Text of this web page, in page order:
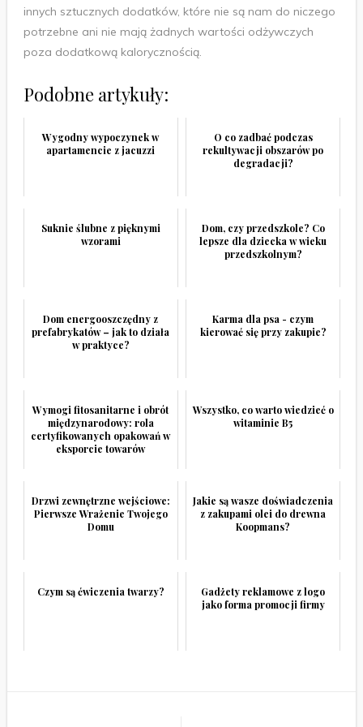
innych sztucznych dodatków, które nie są nam do niczego
potrzebne ani nie mają żadnych wartości odżywczych
poza dodatkową kalorycznością.
Podobne artykuły:
Wygodny wypoczynek w
apartamencie z jacuzzi
O co zadbać podczas
rekultywacji obszarów po
degradacji?
Suknie ślubne z pięknymi
wzorami
Dom, czy przedszkole? Co
lepsze dla dziecka w wieku
przedszkolnym?
Dom energooszczędny z
prefabrykatów – jak to działa
w praktyce?
Karma dla psa - czym
kierować się przy zakupie?
Wymogi fitosanitarne i obrót
międzynarodowy: rola
certyfikowanych opakowań w
eksporcie towarów
Wszystko, co warto wiedzieć o
witaminie B5
Drzwi zewnętrzne wejściowe:
Pierwsze Wrażenie Twojego
Domu
Jakie są wasze doświadczenia
z zakupami olei do drewna
Koopmans?
Czym są ćwiczenia twarzy?
Gadżety reklamowe z logo
jako forma promocji firmy